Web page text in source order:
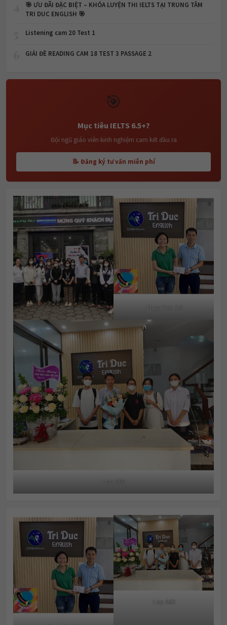
🎯 ƯU ĐÃI ĐẶC BIỆT – KHÓA LUYỆN THI IELTS TẠI TRUNG TÂM
TRI DUC ENGLISH 🎯
Listening cam 20 Test 1
GIẢI ĐỀ READING CAM 18 TEST 3 PASSAGE 2
🎯
Mục tiêu IELTS 6.5+?
Đội ngũ giáo viên kinh nghiệm cam kết đầu ra
📝 Đăng ký tư vấn miễn phí
Thuy Tien 7.0
Lop A63
Lop A63